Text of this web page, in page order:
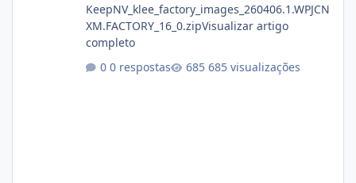
KeepNV_klee_factory_images_260406.1.WPJCN
XM.FACTORY_16_0.zipVisualizar artigo
completo
0 respostas
685 visualizações